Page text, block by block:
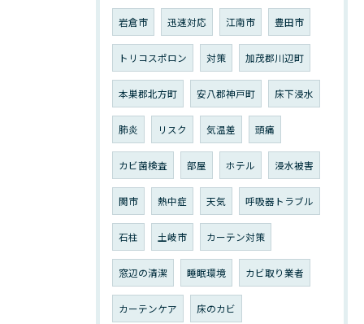
岩倉市 迅速対応 江南市 豊田市
トリコスポロン 対策 加茂郡川辺町
本巣郡北方町 安八郡神戸町 床下浸水
肺炎 リスク 気温差 頭痛
カビ菌検査 部屋 ホテル 浸水被害
関市 熱中症 天気 呼吸器トラブル
石柱 土岐市 カーテン対策
窓辺の清潔 睡眠環境 カビ取り業者
カーテンケア 床のカビ